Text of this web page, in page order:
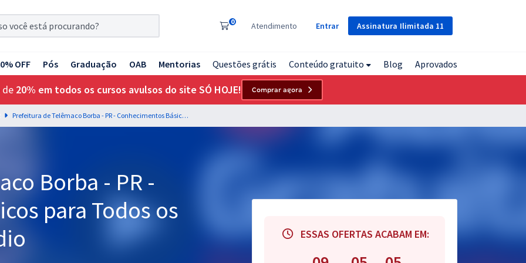
Assinatura Ilimitada 11
0 Atendimento Entrar
OFF Pós Graduação OAB Mentorias Questões grátis Conteúdo gratuito Blog Aprovados
de 20% em todos os cursos avulsos do site SÓ HOJE! Comprar agora
Prefeitura de Telêmaco Borba - PR - Conhecimentos Básicos para Todos os Cargos de Nível Médio
Borba - PR -
para Todos os
ESSAS OFERTAS ACABAM EM: